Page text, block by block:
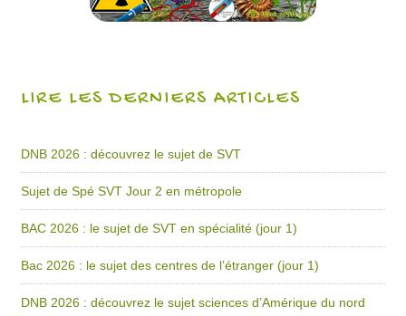
LIRE LES DERNIERS ARTICLES
DNB 2026 : découvrez le sujet de SVT
Sujet de Spé SVT Jour 2 en métropole
BAC 2026 : le sujet de SVT en spécialité (jour 1)
Bac 2026 : le sujet des centres de l’étranger (jour 1)
DNB 2026 : découvrez le sujet sciences d’Amérique du nord